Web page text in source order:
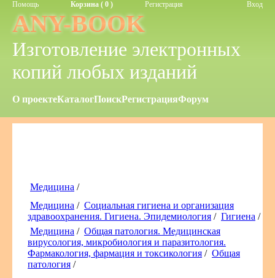
Помощь Корзина ( 0 ) Регистрация Вход
ANY-BOOK
Изготовление электронных
копий любых изданий
О проектеКаталогПоискРегистрацияФорум
Медицина /
Медицина / Социальная гигиена и организация
здравоохранения. Гигиена. Эпидемиология / Гигиена /
Медицина / Общая патология. Медицинская
вирусология, микробиология и паразитология.
Фармакология, фармация и токсикология / Общая
патология /